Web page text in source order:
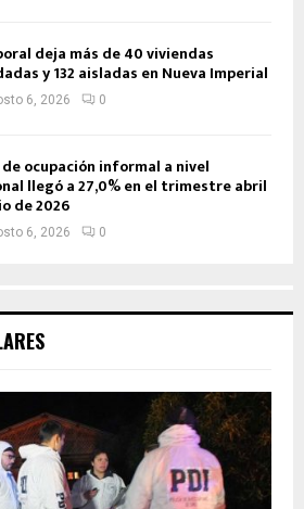
deja más de 40 viviendas
y 132 aisladas en Nueva Imperial
6, 2026 0
ocupación informal a nivel
llegó a 27,0% en el trimestre abril
de 2026
6, 2026 0